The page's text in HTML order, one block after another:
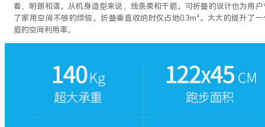
看，明朗和谐。从机身造型来说，线条柔和干脆。可折叠的设计也为用户
了家用空间不够的烦恼。折叠垂直收纳时仅占地0.3m²。大大的提升了一
庭的空间利用率。